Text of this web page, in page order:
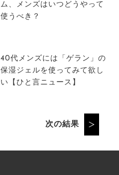
ム、メンズはいつどうやって
使うべき？
40代メンズには「ゲラン」の
保湿ジェルを使ってみて欲し
い【ひと言ニュース】
次の結果